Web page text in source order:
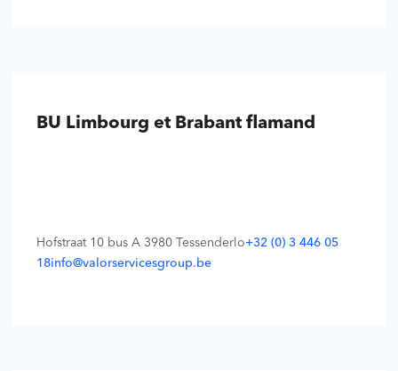
BU Limbourg et Brabant flamand
Hofstraat 10 bus A 3980 Tessenderlo+32 (0) 3 446 05
18info@valorservicesgroup.be